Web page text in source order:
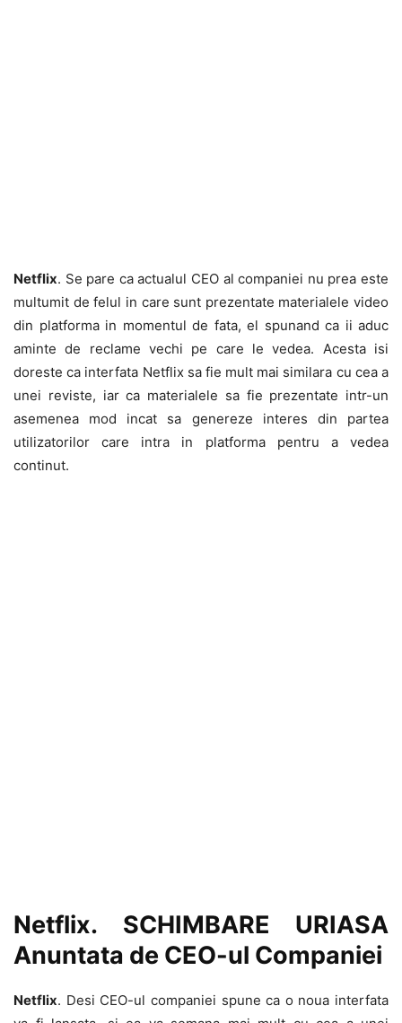
Netflix. Se pare ca actualul CEO al companiei nu prea este
multumit de felul in care sunt prezentate materialele video
din platforma in momentul de fata, el spunand ca ii aduc
aminte de reclame vechi pe care le vedea. Acesta isi
doreste ca interfata Netflix sa fie mult mai similara cu cea a
unei reviste, iar ca materialele sa fie prezentate intr-un
asemenea mod incat sa genereze interes din partea
utilizatorilor care intra in platforma pentru a vedea
continut.
Netflix. SCHIMBARE URIASA
Anuntata de CEO-ul Companiei
Netflix. Desi CEO-ul companiei spune ca o noua interfata